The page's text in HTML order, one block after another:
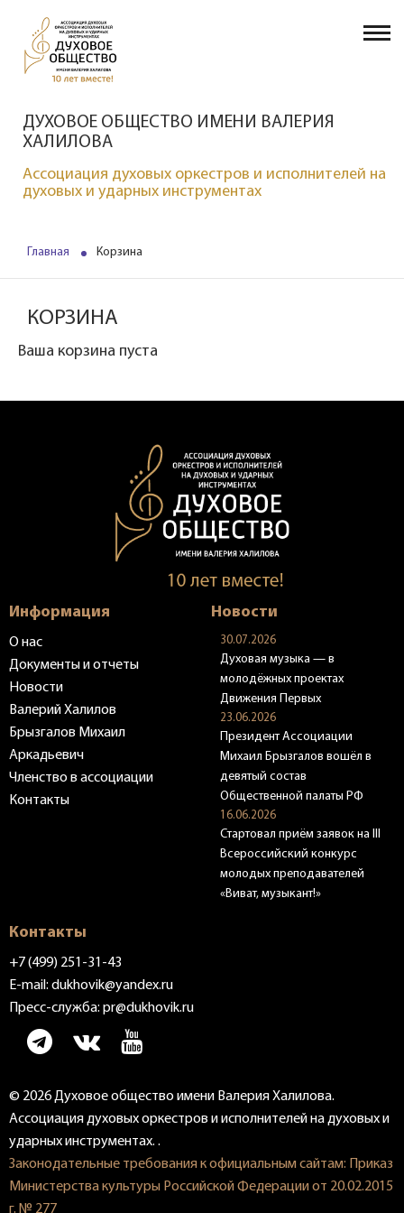
ДУХОВОЕ ОБЩЕСТВО ИМЕНИ ВАЛЕРИЯ
ХАЛИЛОВА
Ассоциация духовых оркестров и исполнителей на
духовых и ударных инструментах
Главная Корзина
КОРЗИНА
Ваша корзина пуста
Информация
О нас
Документы и отчеты
Новости
Валерий Халилов
Брызгалов Михаил
Аркадьевич
Членство в ассоциации
Контакты
Новости
30.07.2026
Духовая музыка — в
молодёжных проектах
Движения Первых
23.06.2026
Президент Ассоциации
Михаил Брызгалов вошёл в
девятый состав
Общественной палаты РФ
16.06.2026
Стартовал приём заявок на III
Всероссийский конкурс
молодых преподавателей
«Виват, музыкант!»
Контакты
+7 (499) 251-31-43
E-mail: dukhovik@yandex.ru
Пресс-служба: pr@dukhovik.ru
© 2026 Духовое общество имени Валерия Халилова.
Ассоциация духовых оркестров и исполнителей на духовых и
ударных инструментах. .
Законодательные требования к официальным сайтам: Приказ
Министерства культуры Российской Федерации от 20.02.2015
г. № 277